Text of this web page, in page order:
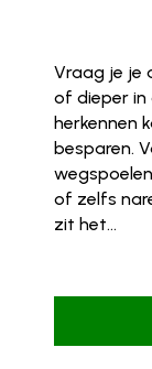
Vraag je je
of dieper in
herkennen
besparen.
of zelfs
zit het...